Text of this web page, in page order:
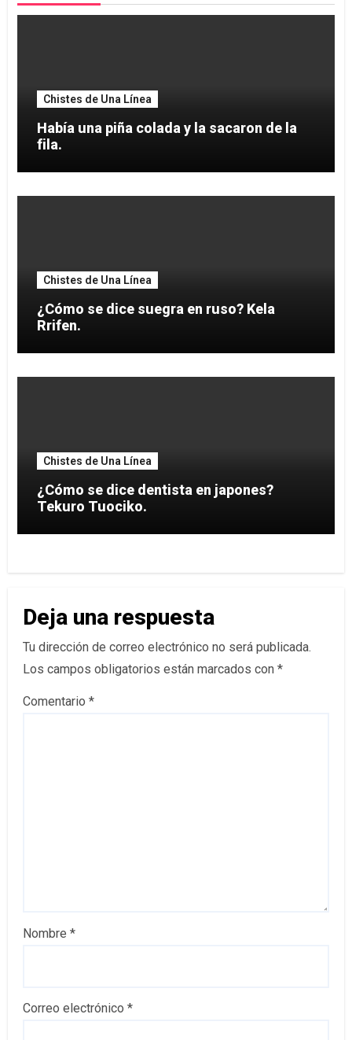
Chistes de Una Línea
Había una piña colada y la sacaron de la
fila.
Chistes de Una Línea
¿Cómo se dice suegra en ruso? Kela
Rrifen.
Chistes de Una Línea
¿Cómo se dice dentista en japones?
Tekuro Tuociko.
Deja una respuesta
Tu dirección de correo electrónico no será publicada.
Los campos obligatorios están marcados con *
Comentario *
Nombre *
Correo electrónico *